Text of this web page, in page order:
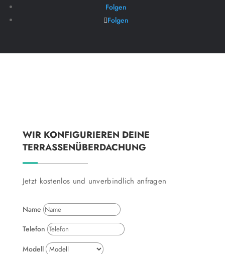
Folgen
Folgen
WIR KONFIGURIEREN DEINE
TERRASSENÜBERDACHUNG
Jetzt kostenlos und unverbindlich anfragen
Name
Telefon
Modell